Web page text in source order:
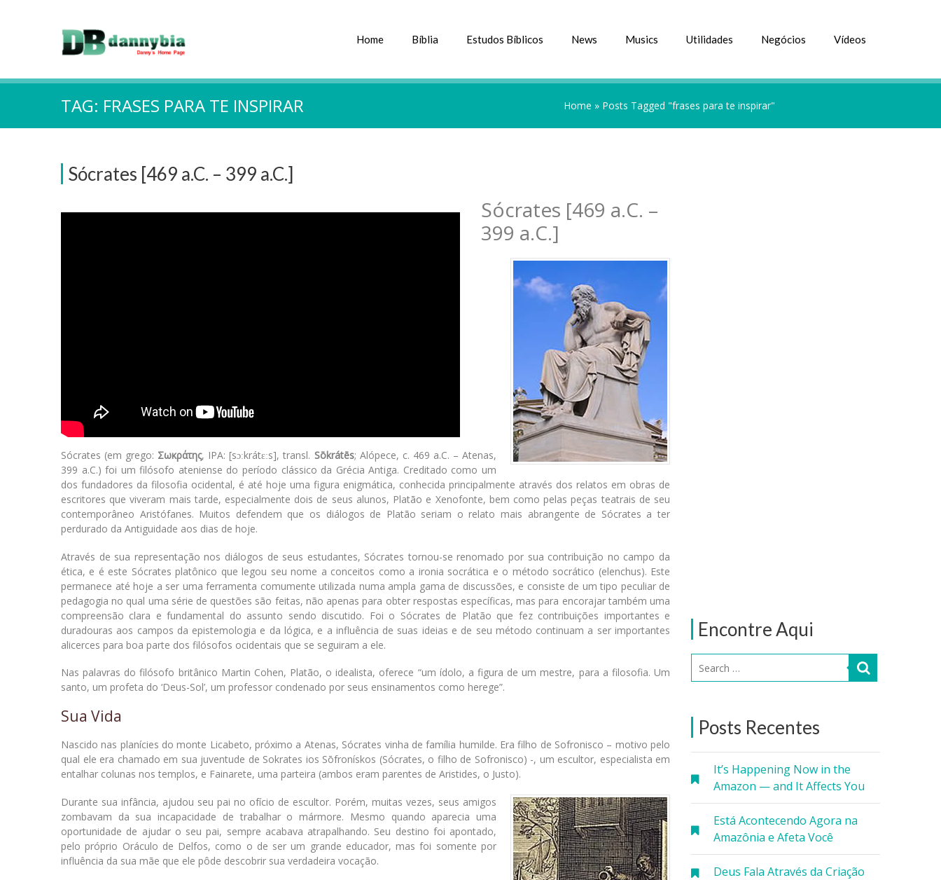
Home Bíblia Estudos Bíblicos News Musics Utilidades Negócios Vídeos
TAG: FRASES PARA TE INSPIRAR Home » Posts Tagged "frases para te inspirar"
Encontre Aqui
Posts Recentes
It’s Happening Now in the
Amazon — and It Affects You
Está Acontecendo Agora na
Amazônia e Afeta Você
Deus Fala Através da Criação
Sócrates [469 a.C. – 399 a.C.]
Sócrates [469 a.C. –
399 a.C.]
Sócrates (em grego: Σωκράτης, IPA: [sɔːkrátɛːs], transl. Sōkrátēs; Alópece, c. 469 a.C. – Atenas,
399 a.C.) foi um filósofo ateniense do período clássico da Grécia Antiga. Creditado como um
dos fundadores da filosofia ocidental, é até hoje uma figura enigmática, conhecida principalmente através dos relatos em obras de
escritores que viveram mais tarde, especialmente dois de seus alunos, Platão e Xenofonte, bem como pelas peças teatrais de seu
contemporâneo Aristófanes. Muitos defendem que os diálogos de Platão seriam o relato mais abrangente de Sócrates a ter
perdurado da Antiguidade aos dias de hoje.
Através de sua representação nos diálogos de seus estudantes, Sócrates tornou-se renomado por sua contribuição no campo da
ética, e é este Sócrates platônico que legou seu nome a conceitos como a ironia socrática e o método socrático (elenchus). Este
permanece até hoje a ser uma ferramenta comumente utilizada numa ampla gama de discussões, e consiste de um tipo peculiar de
pedagogia no qual uma série de questões são feitas, não apenas para obter respostas específicas, mas para encorajar também uma
compreensão clara e fundamental do assunto sendo discutido. Foi o Sócrates de Platão que fez contribuições importantes e
duradouras aos campos da epistemologia e da lógica, e a influência de suas ideias e de seu método continuam a ser importantes
alicerces para boa parte dos filósofos ocidentais que se seguiram a ele.
Nas palavras do filósofo britânico Martin Cohen, Platão, o idealista, oferece “um ídolo, a figura de um mestre, para a filosofia. Um
santo, um profeta do ‘Deus-Sol’, um professor condenado por seus ensinamentos como herege”.
Sua Vida
Nascido nas planícies do monte Licabeto, próximo a Atenas, Sócrates vinha de família humilde. Era filho de Sofronisco – motivo pelo
qual ele era chamado em sua juventude de Sokrates ios Sōfronískos (Sócrates, o filho de Sofronisco) -, um escultor, especialista em
entalhar colunas nos templos, e Fainarete, uma parteira (ambos eram parentes de Aristides, o Justo).
Durante sua infância, ajudou seu pai no ofício de escultor. Porém, muitas vezes, seus amigos
zombavam da sua incapacidade de trabalhar o mármore. Mesmo quando aparecia uma
oportunidade de ajudar o seu pai, sempre acabava atrapalhando. Seu destino foi apontado,
pelo próprio Oráculo de Delfos, como o de ser um grande educador, mas foi somente por
influência da sua mãe que ele pôde descobrir sua verdadeira vocação.